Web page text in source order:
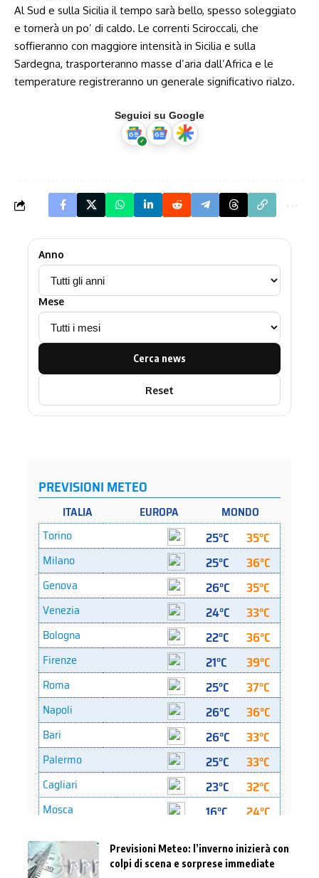
Al Sud e sulla Sicilia il tempo sarà bello, spesso soleggiato
e tornerà un po’ di caldo. Le correnti Sciroccali, che
soffieranno con maggiore intensità in Sicilia e sulla
Sardegna, trasporteranno masse d’aria dall’Africa e le
temperature registreranno un generale significativo rialzo.
Seguici su Google
Anno
Mese
Cerca news
Reset
Previsioni Meteo: l’inverno inizierà con
colpi di scena e sorprese immediate